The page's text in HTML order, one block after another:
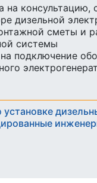
на консультацию,
дизельной
сметы и
системы
подключение